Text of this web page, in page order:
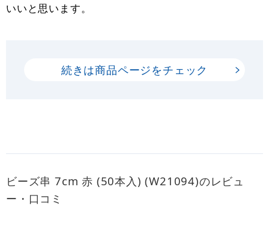
いいと思います。
続きは商品ページをチェック
ビーズ串 7cm 赤 (50本入) (W21094)のレビュ
ー・口コミ